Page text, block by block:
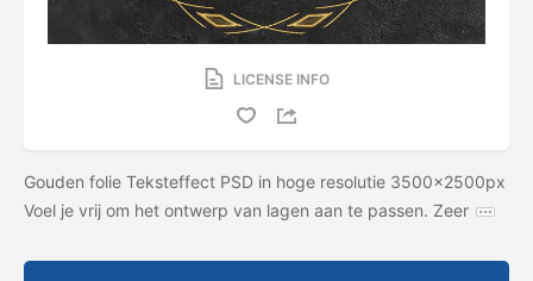
LICENSE INFO
Gouden folie Teksteffect PSD in hoge resolutie 3500x2500px
Voel je vrij om het ontwerp van lagen aan te passen. Zeer